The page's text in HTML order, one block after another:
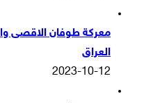
معركة طوفان الاقصى
العراق
2023-10-12